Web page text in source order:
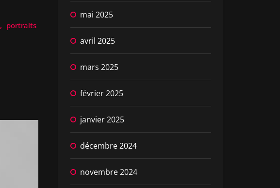
portraits
mai 2025
avril 2025
mars 2025
février 2025
janvier 2025
décembre 2024
novembre 2024